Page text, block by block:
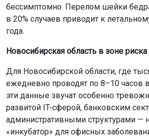
бессимптомно. Перелом шейки
в 20% случаев приводит к
года.
Новосибирская область в зоне риска
Для Новосибирской области, где
ежедневно проводят по 8–10 часов
эти данные звучат особенно
развитой IT-сферой, банковским
административными структурами —
«инкубатор» для офисных